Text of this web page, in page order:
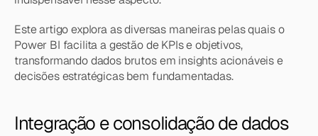
Este artigo explora as diversas maneiras pelas quais o
Power BI facilita a gestão de KPIs e objetivos,
transformando dados brutos em insights acionáveis e
decisões estratégicas bem fundamentadas.
Integração e consolidação de dados